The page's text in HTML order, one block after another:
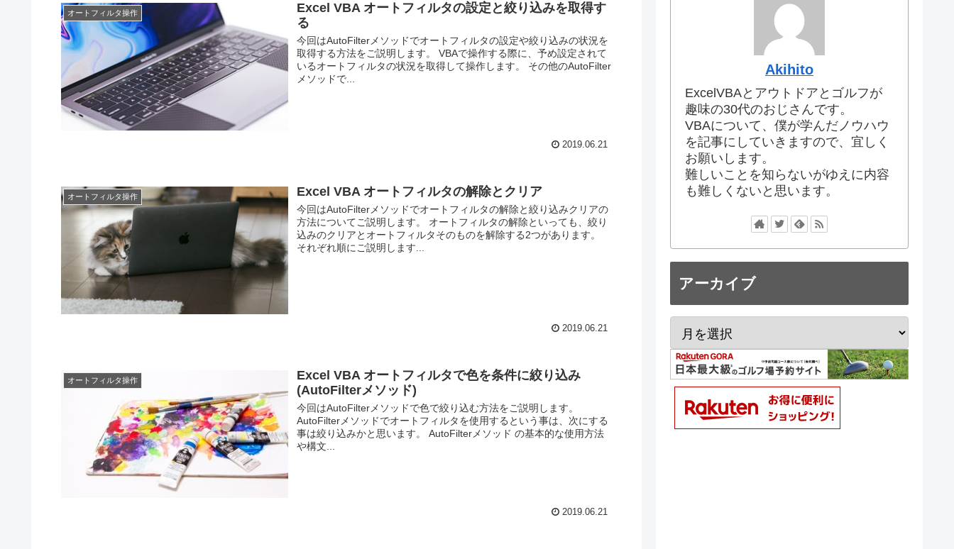
オートフィルタ操作
Excel VBA オートフィルタの設定と絞り込みを取得す
る
今回はAutoFilterメソッドでオートフィルタの設定や絞り込みの状況を
取得する方法をご説明します。 VBAで操作する際に、予め設定されて
いるオートフィルタの状況を取得して操作します。 その他のAutoFilter
メソッドで...
2019.06.21
オートフィルタ操作 Excel VBA オートフィルタの解除とクリア
今回はAutoFilterメソッドでオートフィルタの解除と絞り込みクリアの
方法についてご説明します。 オートフィルタの解除といっても、絞り
込みのクリアとオートフィルタそのものを解除する2つがあります。
それぞれ順にご説明します...
2019.06.21
オートフィルタ操作
Excel VBA オートフィルタで色を条件に絞り込み
(AutoFilterメソッド)
今回はAutoFilterメソッドで色で絞り込む方法をご説明します。
AutoFilterメソッドでオートフィルタを使用するという事は、次にする
事は絞り込みかと思います。 AutoFilterメソッド の基本的な使用方法
や構文...
2019.06.21
Akihito
ExcelVBAとアウトドアとゴルフが
趣味の30代のおじさんです。
VBAについて、僕が学んだノウハウ
を記事にしていきますので、宜しく
お願いします。
難しいことを知らないがゆえに内容
も難しくないと思います。
アーカイブ